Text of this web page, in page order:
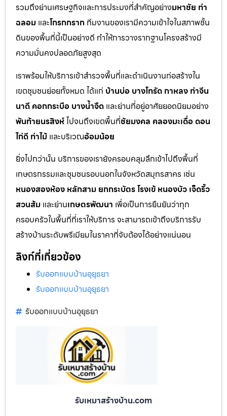
รวมถึงย่านเศรษฐกิจและการประมงที่สำคัญอย่างมหาชัย ท่า
ฉลอม และโกรกกราก ทีมงานของเรามีความเข้าใจในสภาพชั้น
ดินของพื้นที่นี้เป็นอย่างดี ทำให้การวางรากฐานโครงสร้างมี
ความมั่นคงปลอดภัยสูงสุด
เราพร้อมให้บริการเข้าสำรวจพื้นที่และดำเนินงานก่อสร้างใน
เขตชุมชนย่อยทั้งหมด ได้แก่ บ้านบ่อ บางโทรัด กาหลง ท่าจีน
นาดี คอกกระบือ บางน้ำจืด และย่านที่อยู่อาศัยยอดนิยมอย่าง
พันท้ายนรสิงห์ไปจนถึงเขตพื้นที่ชัยมงคล คลองมะเดื่อ ดอน
ไก่ดี ท่าไม้ และบริเวณอ้อมน้อย
ยิ่งไปกว่านั้น บริการของเรายังครอบคลุมลึกเข้าไปถึงพื้นที่
เกษตรกรรมและชุมชนรอบนอกในจังหวัดสมุทรสาคร เช่น
หนองสองห้อง หลักสาม ยกกระบัตร โรงเข้ หนองบัว เจ็ดริ้ว
สวนส้ม และย่านเกษตรพัฒนา เพื่อเป็นการยืนยันว่าทุก
ครอบครัวในพื้นที่ที่เราให้บริการ จะสามารถเข้าถึงบริการรับ
สร้างบ้านระดับพรีเมียมในราคาที่จับต้องได้อย่างแน่นอน
ลิงก์ที่เกี่ยวข้อง
รับออกแบบบ้านอุยุธยา
รับออกแบบบ้านอุยุธยา
รับออกแบบบ้านอุยุธยา
รับเหมาสร้างบ้าน.com